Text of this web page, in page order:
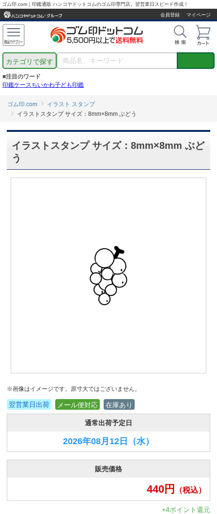
ゴム印.com｜印鑑通販 ハンコヤドットコムのゴム印専門店。翌営業日スピード作成！
会員登録
マイページ
カテゴリで探す
■注目のワード
印鑑ケースちいかわ子ども印鑑
ゴム印.com
イラスト スタンプ
イラストスタンプ サイズ：8mm×8mm ぶどう
イラストスタンプ サイズ：8mm×8mm ぶど
う
※画像はイメージです。原寸大ではございません。
翌営業日出荷 メール便対応 在庫あり
通常出荷予定日
2026年08月12日 （水）
販売価格
440円 （税込）
+4ポイント還元